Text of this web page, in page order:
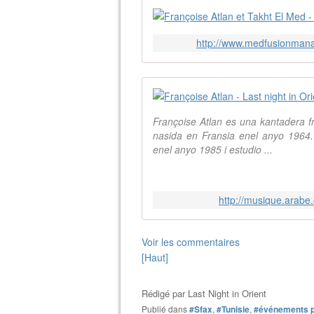
http://
Françoise Atlan es una kantadera
nasida en Fransia enel anyo
enel anyo 1985 i estudio ...
http://
Voir les commentaires
[Haut]
Rédigé par Last Night in Orient
Publié dans#Sfax, #Tunisie, #événements